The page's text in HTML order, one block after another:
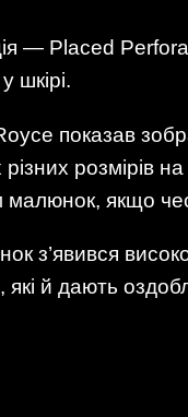
— Placed
шкірі.
показав
розмірів
якщо
з’явився
які й дають